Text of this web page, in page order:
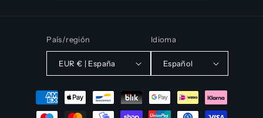
País/región
EUR € | España
Idioma
Español
Formas